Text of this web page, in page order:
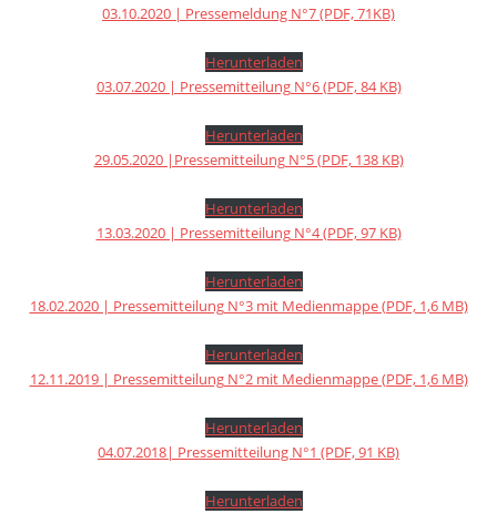
03.10.2020 | Pressemeldung N°7 (PDF, 71KB)
Herunterladen
03.07.2020 | Pressemitteilung N°6 (PDF, 84 KB)
Herunterladen
29.05.2020 |Pressemitteilung N°5 (PDF, 138 KB)
Herunterladen
13.03.2020 | Pressemitteilung N°4 (PDF, 97 KB)
Herunterladen
18.02.2020 | Pressemitteilung N°3 mit Medienmappe (PDF, 1,6 MB)
Herunterladen
12.11.2019 | Pressemitteilung N°2 mit Medienmappe (PDF, 1,6 MB)
Herunterladen
04.07.2018| Pressemitteilung N°1 (PDF, 91 KB)
Herunterladen